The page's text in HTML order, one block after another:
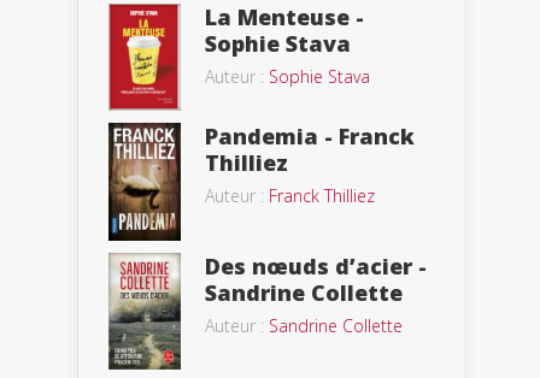
La Menteuse -
Sophie Stava
Auteur : Sophie Stava
Pandemia - Franck
Thilliez
Auteur : Franck Thilliez
Des nœuds d’acier -
Sandrine Collette
Auteur : Sandrine Collette